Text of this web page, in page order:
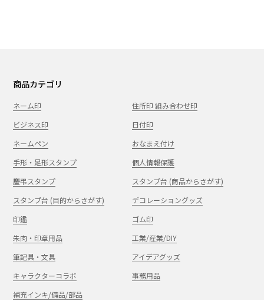
商品カテゴリ
ネーム印
住所印 組み合わせ印
ビジネス印
日付印
ネームペン
おなまえ付け
手形・足形スタンプ
個人情報保護
慶弔スタンプ
スタンプ台 (商品からさがす)
スタンプ台 (目的からさがす)
デコレーショングッズ
印鑑
ゴム印
朱肉・印章用品
工業/産業/DIY
筆記具・文具
アイデアグッズ
キャラクターコラボ
事務用品
補充インキ/備品/部品